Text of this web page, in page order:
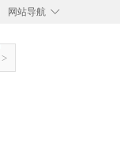
◇
网站导航
>